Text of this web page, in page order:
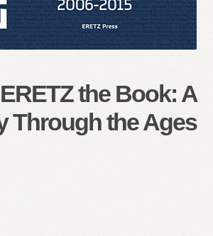
ERETZ the Book: A
Through the Ages